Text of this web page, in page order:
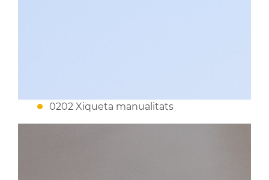
0202 Xiqueta manualitats